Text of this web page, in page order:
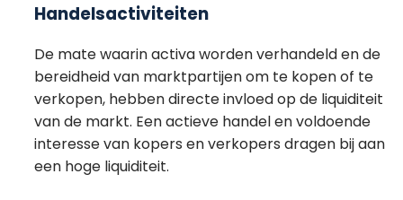
Handelsactiviteiten
De mate waarin activa worden verhandeld en de
bereidheid van marktpartijen om te kopen of te
verkopen, hebben directe invloed op de liquiditeit
van de markt. Een actieve handel en voldoende
interesse van kopers en verkopers dragen bij aan
een hoge liquiditeit.